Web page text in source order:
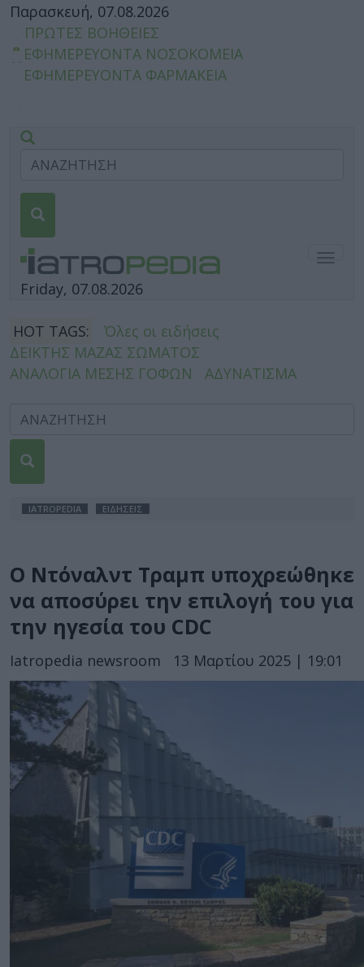
Παρασκευή, 07.08.2026
ΠΡΩΤΕΣ ΒΟΗΘΕΙΕΣ
ΕΦΗΜΕΡΕΥΟΝΤΑ ΝΟΣΟΚΟΜΕΙΑ
ΕΦΗΜΕΡΕΥΟΝΤΑ ΦΑΡΜΑΚΕΙΑ
Friday, 07.08.2026
HOT TAGS:
Όλες οι ειδήσεις
ΔΕΙΚΤΗΣ ΜΑΖΑΣ ΣΩΜΑΤΟΣ
ΑΝΑΛΟΓΙΑ ΜΕΣΗΣ ΓΟΦΩΝ
ΑΔΥΝΑΤΙΣΜΑ
IATROPEDIA ΕΙΔΗΣΕΙΣ
Ο Ντόναλντ Τραμπ υποχρεώθηκε
να αποσύρει την επιλογή του για
την ηγεσία του CDC
Iatropedia newsroom 13 Μαρτίου 2025 | 19:01